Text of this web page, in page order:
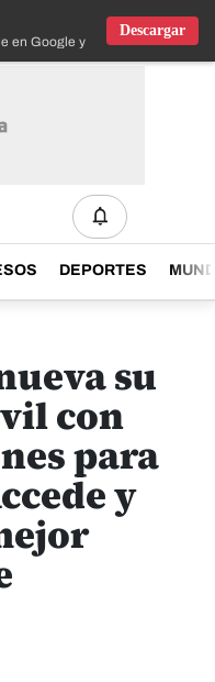
en Google y IOS
Descargar
DEPORTES
su
con
para
y